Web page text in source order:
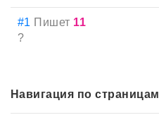
#1 Пишет 11
?
Навигация по страницам